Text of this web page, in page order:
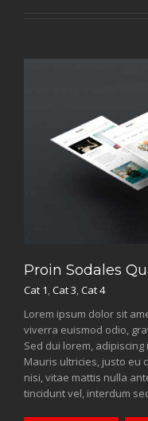
Proin Sodales
Cat 1,Cat 3,Cat 4
Lorem ipsum dolor sit
viverra euismod odio,
Sed dui lorem,
Mauris ultricies, justo eu
nisi, vitae mattis nulla
tincidunt vel, interdum